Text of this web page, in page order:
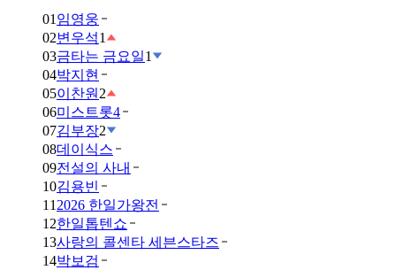
01 임영웅
02변우석1
03금타는 금요일1
04박지현
05이찬원 2
06미스트롯4
07김부장2
08데이식스
09전설의 사내
10김용빈
11 2026 한일가왕전
12한일톱텐쇼
13사랑의 콜센타 세븐스타즈
14박보검